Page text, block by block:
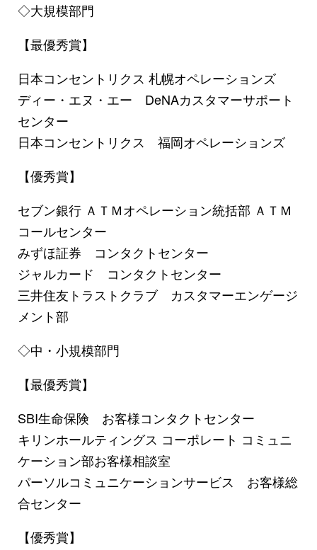
◇大規模部門
【最優秀賞】
日本コンセントリクス 札幌オペレーションズ
ディー・エヌ・エー DeNAカスタマーサポート
センター
日本コンセントリクス 福岡オペレーションズ
【優秀賞】
セブン銀行 ＡＴＭオペレーション統括部 ＡＴＭ
コールセンター
みずほ証券 コンタクトセンター
ジャルカード コンタクトセンター
三井住友トラストクラブ カスタマーエンゲージ
メント部
◇中・小規模部門
【最優秀賞】
SBI生命保険 お客様コンタクトセンター
キリンホールティングス コーポレート コミュニ
ケーション部お客様相談室
パーソルコミュニケーションサービス お客様総
合センター
【優秀賞】